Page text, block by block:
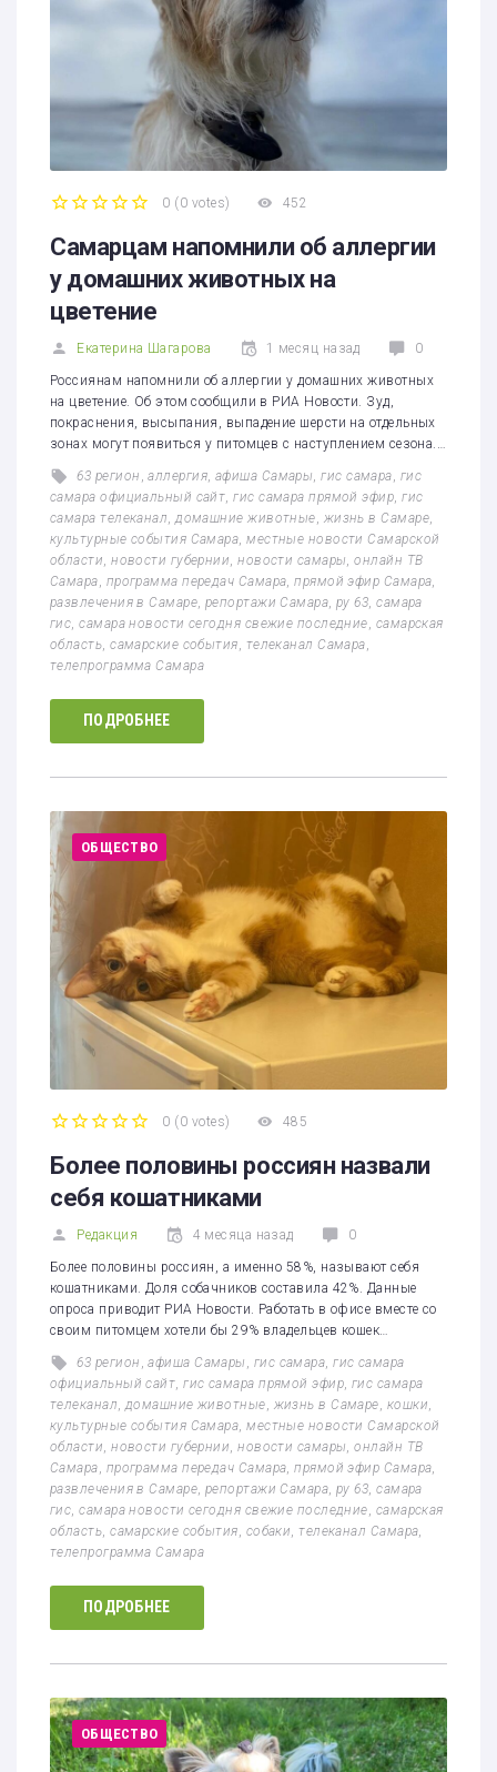
0 (0 votes) 452
Самарцам напомнили об аллергии
у домашних животных на
цветение
Екатерина Шагарова 1 месяц назад 0
Россиянам напомнили об аллергии у домашних животных
на цветение. Об этом сообщили в РИА Новости. Зуд,
покраснения, высыпания, выпадение шерсти на отдельных
зонах могут появиться у питомцев с наступлением сезона.…
63 регион ,аллергия афиша Самары ,гис самара гис
самара официальный сайт ,гис самара прямой эфир ,гис
самара телеканал ,домашние животные жизнь в Самаре,
культурные события Самара ,местные новости Самарской
области ,новости губернии ,новости самары ,онлайн ТВ
Самара программа передач Самара ,прямой эфир Самара
развлечения в Самаре репортажи Самара ,ру 63 ,самара
гис ,самара новости сегодня свежие последние самарская
область ,самарские события телеканал Самара
телепрограмма Самара
ПОДРОБНЕЕ
ОБЩЕСТВО
0 (0 votes) 485
Более половины россиян назвали
себя кошатниками
Редакция 4 месяца назад 0
Более половины россиян, а именно 58%, называют себя
кошатниками. Доля собачников составила 42%. Данные
опроса приводит РИА Новости. Работать в офисе вместе со
своим питомцем хотели бы 29% владельцев кошек…
63 регион ,афиша Самары , гис самара,гис самара
официальный сайт,гис самара прямой эфир, гис самара
телеканал, домашние животные, жизнь в Самаре, кошки,
культурные события Самара,местные новости Самарской
области,новости губернии,новости самары,онлайн ТВ
Самара, программа передач Самара,прямой эфир Самара,
развлечения в Самаре, репортажи Самара,ру 63,самара
гис,самара новости сегодня свежие последние, самарская
область,самарские события, собаки,телеканал Самара,
телепрограмма Самара
ПОДРОБНЕЕ
ОБЩЕСТВО